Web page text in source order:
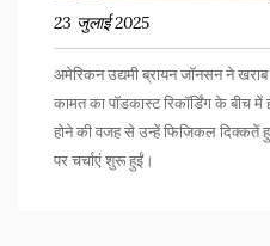
23 जुलाई 2025
अमेरिकन उद्यमी ब्रायन जॉनसन ने
कामत का पॉडकास्ट रिकॉर्डिंग के बीच में
होने की वजह से उन्हें फिजिकल दिक्कतें
पर चर्चाएं शुरू हुईं।